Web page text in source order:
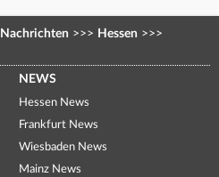
Nachrichten >>> Hessen >>>
NEWS
Hessen News
Frankfurt News
Wiesbaden News
Mainz News